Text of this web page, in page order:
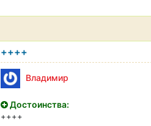
++++
Владимир
Достоинства:
++++